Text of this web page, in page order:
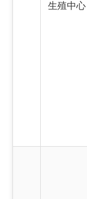
生殖中心